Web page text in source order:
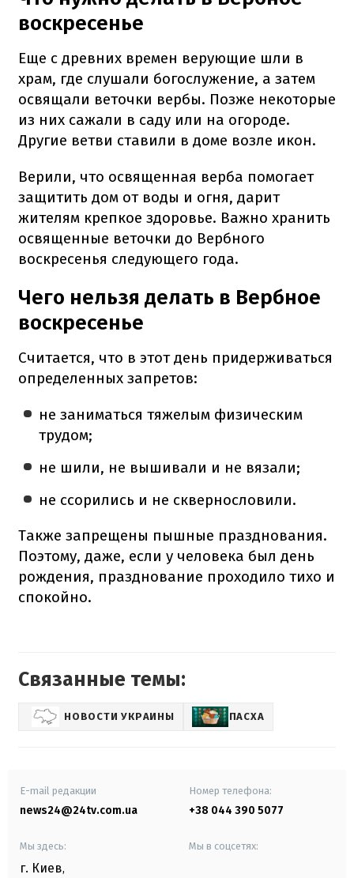
воскресенье
Еще с древних времен верующие шли в
храм, где слушали богослужение, а затем
освящали веточки вербы. Позже некоторые
из них сажали в саду или на огороде.
Другие ветви ставили в доме возле икон.
Верили, что освященная верба помогает
защитить дом от воды и огня, дарит
жителям крепкое здоровье. Важно хранить
освященные веточки до Вербного
воскресенья следующего года.
Чего нельзя делать в Вербное
воскресенье
Считается, что в этот день придерживаться
определенных запретов:
не заниматься тяжелым физическим
трудом;
не шили, не вышивали и не вязали;
не ссорились и не сквернословили.
Также запрещены пышные празднования.
Поэтому, даже, если у человека был день
рождения, празднование проходило тихо и
спокойно.
Связанные темы:
НОВОСТИ УКРАИНЫ ПАСХА
E-mail редакции
news24@24tv.com.ua
Номер телефона:
+38 044 390 5077
Мы здесь:
г. Киев,
Мы в соцсетях: